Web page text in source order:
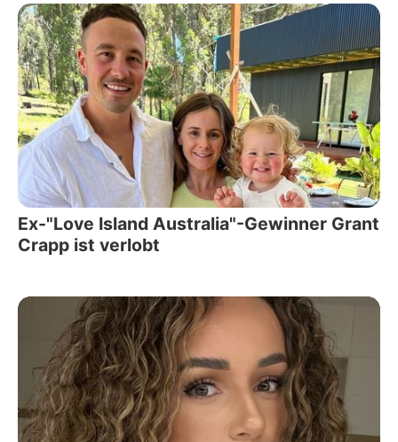
Ex-"Love Island Australia"-Gewinner Grant
Crapp ist verlobt